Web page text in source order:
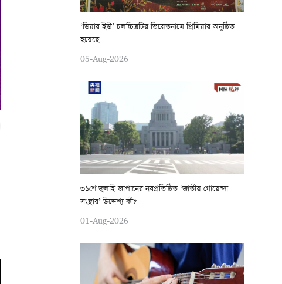
‘ডিয়ার ইউ’ চলচ্চিত্রটির ভিয়েতনামে প্রিমিয়ার অনুষ্ঠিত
হয়েছে
05-Aug-2026
৩১শে জুলাই জাপানের নবপ্রতিষ্ঠিত ‘জাতীয় গোয়েন্দা
সংস্থার’ উদ্দেশ্য কী?
01-Aug-2026